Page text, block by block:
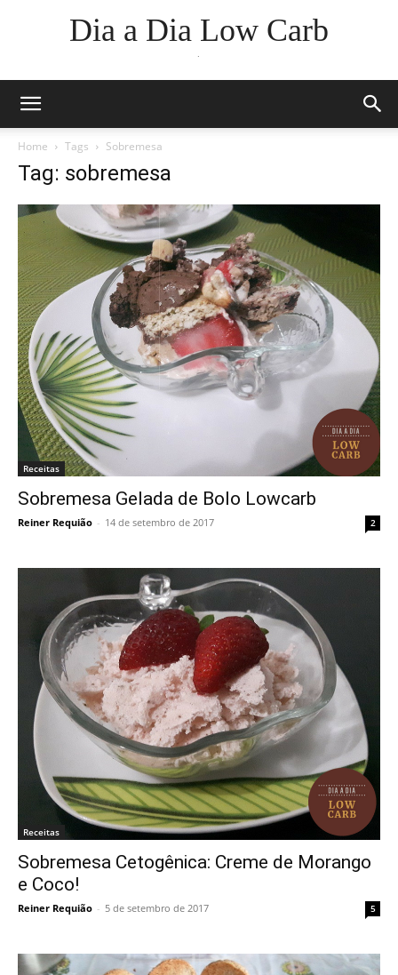
Dia a Dia Low Carb
Home Tags Sobremesa
Tag: sobremesa
Receitas
Sobremesa Gelada de Bolo Lowcarb
Reiner Requião - 14 de setembro de 2017 2
Receitas
Sobremesa Cetogênica: Creme de Morango
e Coco!
Reiner Requião - 5 de setembro de 2017 5